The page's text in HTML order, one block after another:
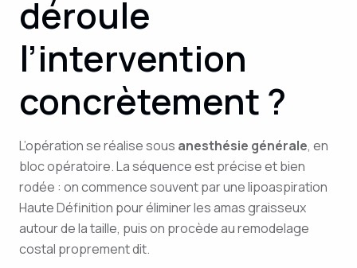
déroule
l’intervention
concrètement ?
L’opération se réalise sous anesthésie générale, en
bloc opératoire. La séquence est précise et bien
rodée : on commence souvent par une lipoaspiration
Haute Définition pour éliminer les amas graisseux
autour de la taille, puis on procède au remodelage
costal proprement dit.